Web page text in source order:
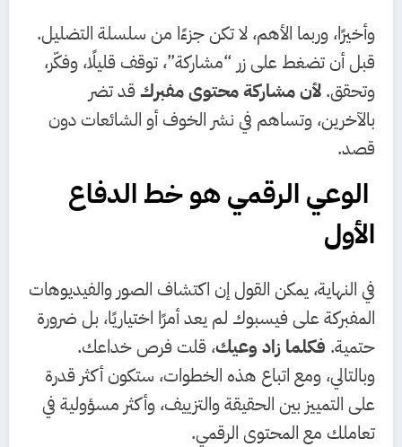
وأخيرًا، وربما الأهم، لا تكن جزءًا من سلسلة التضليل.
قبل أن تضغط على زر “مشاركة”، توقف قليلًا، وفكّر،
وتحقق. لأن مشاركة محتوى مفبرك قد تضر
بالآخرين، وتساهم في نشر الخوف أو الشائعات دون
قصد.
الوعي الرقمي هو خط الدفاع
الأول
في النهاية، يمكن القول إن اكتشاف الصور والفيديوهات
المفبركة على فيسبوك لم يعد أمرًا اختياريًا، بل ضرورة
حتمية. فكلما زاد وعيك، قلت فرص خداعك.
وبالتالي، ومع اتباع هذه الخطوات، ستكون أكثر قدرة
على التمييز بين الحقيقة والتزييف، وأكثر مسؤولية في
تعاملك مع المحتوى الرقمي.